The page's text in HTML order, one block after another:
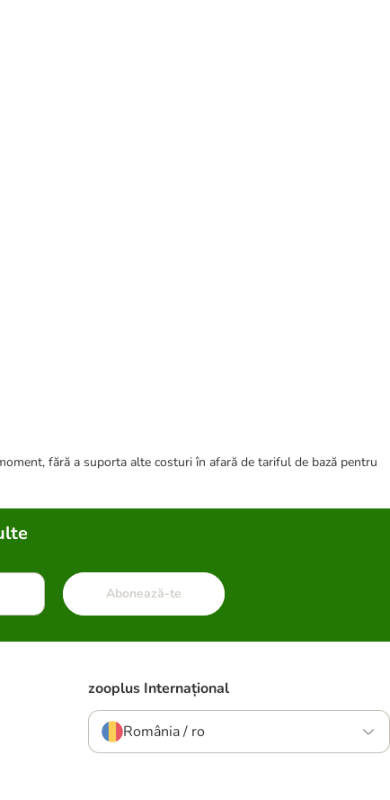
fără a suporta alte costuri în afară de tariful de bază pentru
Abonează-te
zooplus Internațional
România / ro